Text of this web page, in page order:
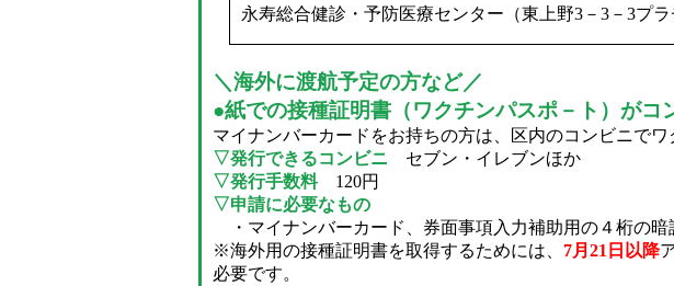
永寿総合健診・予防医療センター（東上野3－3－3プラ
※診療所への接種予約
＼海外に渡航予定の方など／
●紙での接種証明書（ワクチンパスポ－ト）がコ
マイナンバーカードをお持ちの方は、区内のコンビニでワ
▽発行できるコンビニ セブン・イレブンほか
▽発行手数料120円
▽申請に必要なもの
・マイナンバーカード、券面事項入力補助用の４桁の暗
※海外用の接種証明書を取得するためには、 7月21日以降
必要です。